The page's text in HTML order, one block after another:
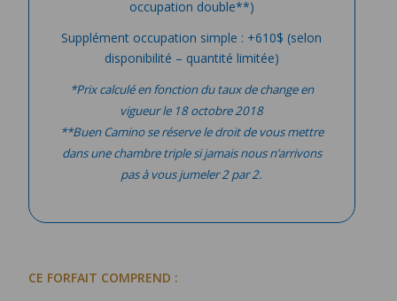
occupation double**)
Supplément occupation simple : +610$ (selon
disponibilité – quantité limitée)
*Prix calculé en fonction du taux de change en
vigueur le 18 octobre 2018
**Buen Camino se réserve le droit de vous mettre
dans une chambre triple si jamais nous n’arrivons
pas à vous jumeler 2 par 2.
CE FORFAIT COMPREND :